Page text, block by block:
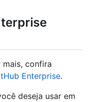
mais, confira
Enterprise.
deseja usar em